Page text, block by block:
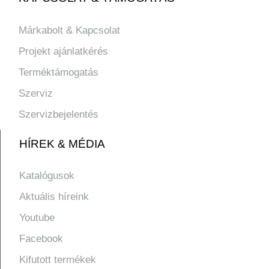
Márkabolt & Kapcsolat
Projekt ajánlatkérés
Terméktámogatás
Szerviz
Szervizbejelentés
HÍREK & MÉDIA
Katalógusok
Aktuális híreink
Youtube
Facebook
Kifutott termékek